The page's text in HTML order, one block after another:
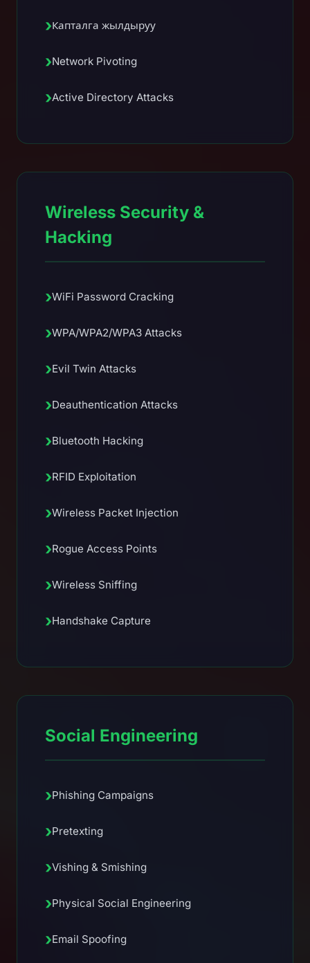
›Капталга жылдыруу
›Network Pivoting
›Active Directory Attacks
Wireless Security &
Hacking
›WiFi Password Cracking
›WPA/WPA2/WPA3 Attacks
›Evil Twin Attacks
›Deauthentication Attacks
›Bluetooth Hacking
›RFID Exploitation
›Wireless Packet Injection
›Rogue Access Points
›Wireless Sniffing
›Handshake Capture
Social Engineering
›Phishing Campaigns
›Pretexting
›Vishing & Smishing
›Physical Social Engineering
›Email Spoofing